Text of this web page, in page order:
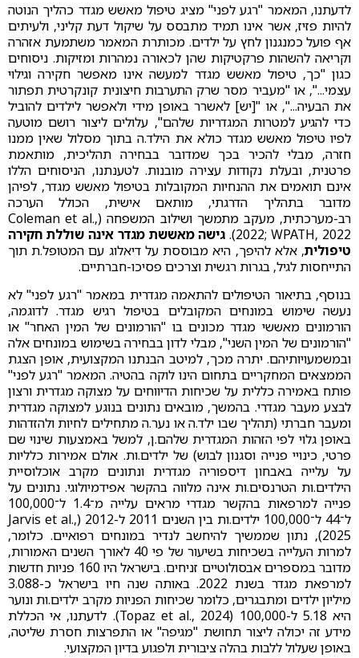
לדעתנו, המאמר "רגע לפני" מציג טיפול מאשש מגדר כהליך הנוטה
להיות פזיז, אשר אינו תמיד מתבסס על שיקול דעת קליני, ולעיתים
אף פועל כמנגנון לחץ על ילדים. מכותרת המאמר משתמעת אזהרה
וקריאה להשהות פרקטיקות שהן לכאורה נמהרות ומזיקות. ניסוחים
כגון "כך, טיפול מאשש מגדר למעשה אינו מאפשר חקירה וגילוי
עצמי...", או "מעביר מסר שרק התערבות חיצונית קונקרטית תפתור
את הבעיה...", או "[יש] לאשרר באופן מידי ולאפשר לילדים להוביל
כדי להגיע למטרות המגדריות שלהם", עלולים ליצור רושם מוטעה
לפיו טיפול מאשש מגדר כולא את הילד.ה בתוך מסלול שאין ממנו
חזרה, מבלי להכיר בכך שמדובר בבחירה תהליכית, מותאמת
פרטנית, ובעלת נקודות עצירה מובנות. לטענתנו, הניסוחים הללו
אינם תואמים את ההנחיות המקובלות בטיפול מאשש מגדר, לפיהן
מדובר בתהליך הדרגתי, מותאם אישית, הכולל הערכה
רב-מערכתית, מעקב מתמשך ושילוב המשפחה (Coleman et al.,
2022; WPATH, 2022).
גישה מאששת מגדר אינה שוללת חקירה
טיפולית, אלא להיפך, היא מבוססת על דיאלוג עם המטופל.ת תוך
התייחסות לגיל, בגרות רגשית וצרכים פסיכו-חברתיים.
בנוסף, בתיאור הטיפולים להתאמה מגדרית במאמר "רגע לפני" לא
נעשה שימוש במונחים המקובלים בטיפול רגיש מגדר. לדוגמה,
הורמונים מאששי מגדר מכונים בו "הורמונים של המין האחר" או
"הורמונים של המין השני", מבלי לדון בבחירה בשימוש במונחים אלה
ובמשמעויותיהם. יתרה מכך, למיטב הבנתנו המקצועית, אופן הצגת
הממצאים המחקריים בתחום הינו לוקה בהטיה. המאמר "רגע לפני"
פותח באמירה כללית על שכיחות הדיווחים על מצוקה מגדרית ורצון
לבצע מעבר מגדרי. בהמשך, מובאים נתונים בנוגע למצוקה מגדרית
ומעבר חברתי (תהליך שבו ילד.ה או נער.ה מתחילים לחיות ולהזדהות
באופן גלוי לפי הזהות המגדרית שלהם.ן, למשל באמצעות שינוי שם
פרטי, כינויי פנייה וסגנון לבוש) של ילדים.ות. אולם אמירות כלליות
על עלייה באבחון דיספוריה מגדרית ונתונים מקרב אוכלוסיית
הילדים.ות הטרנסים.ות אינה מלווה בהקשר אפידמיולוגי. נתונים על
פנייה למרפאות בהקשר מגדרי מראים עלייה מ־1.4 ל־100,000
ל־44 ל־100,000 ילדים.ות בין השנים 2011 ל-2012 (Jarvis et al.,
2025), נתון שממשיך להיחשב לנדיר במונחים רפואיים. כלומר,
למרות העלייה בשכיחות בשיעור של פי 40 לאורך השנים האמורות,
מדובר במספרים אבסולוטיים זניחים. בישראל היו 160 פניות חדשות
למרפאת מגדר בשנת 2022. באותה שנה חיו בישראל כ-3.088
מיליון ילדים ומתבגרים, כלומר שכיחות הפניות מקרב ילדים.ות ונוער
היא 5.18 ל-100,000 (Topaz et al., 2024). לדעתנו, אי הכללת
מידע זה יכולה ליצור תחושת "מגיפה" או התפרצות חסרת שליטה,
באופן שעלול ללבות בהלה ציבורית ולפגוע בדיון המקצועי.